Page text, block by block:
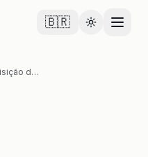
🇧🇷 Cambiar
Como Implementar Aquisição de Autoridade na sua Empresa B2B